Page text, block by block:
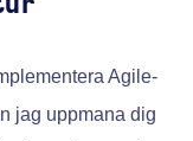
Agile-
jag uppmana dig